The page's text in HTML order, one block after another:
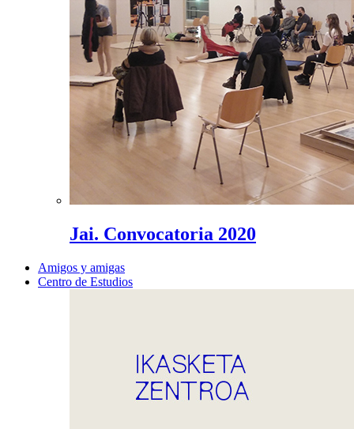
Jai. Convocatoria 2020
Amigos y amigas
Centro de Estudios